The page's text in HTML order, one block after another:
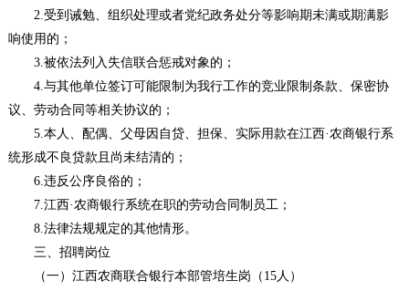
2.受到诫勉、组织处理或者党纪政务处分等影响期未满或期满影
响使用的；
3.被依法列入失信联合惩戒对象的；
4.与其他单位签订可能限制为我行工作的竞业限制条款、保密协
议、劳动合同等相关协议的；
5.本人、配偶、父母因自贷、担保、实际用款在江西·农商银行系
统形成不良贷款且尚未结清的；
6.违反公序良俗的；
7.江西·农商银行系统在职的劳动合同制员工；
8.法律法规规定的其他情形。
三、招聘岗位
（一）江西农商联合银行本部管培生岗（15人）